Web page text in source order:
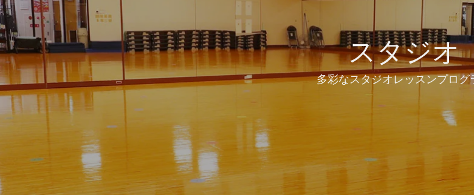
スタジオ
多彩なスタジオレッスンプログ